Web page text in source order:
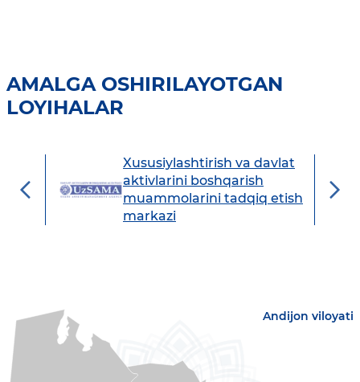
AMALGA OSHIRILAYOTGAN
LOYIHALAR
Xususiylashtirish va davlat
aktivlarini boshqarish
muammolarini tadqiq etish
markazi
Andijon viloyati